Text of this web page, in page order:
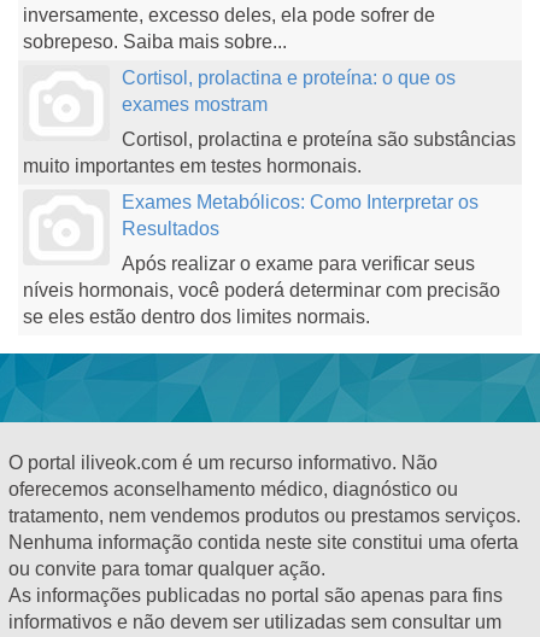
inversamente, excesso deles, ela pode sofrer de
sobrepeso. Saiba mais sobre...
Cortisol, prolactina e proteína: o que os
exames mostram
Cortisol, prolactina e proteína são substâncias
muito importantes em testes hormonais.
Exames Metabólicos: Como Interpretar os
Resultados
Após realizar o exame para verificar seus
níveis hormonais, você poderá determinar com precisão
se eles estão dentro dos limites normais.
O portal iliveok.com é um recurso informativo. Não
oferecemos aconselhamento médico, diagnóstico ou
tratamento, nem vendemos produtos ou prestamos serviços.
Nenhuma informação contida neste site constitui uma oferta
ou convite para tomar qualquer ação.
As informações publicadas no portal são apenas para fins
informativos e não devem ser utilizadas sem consultar um